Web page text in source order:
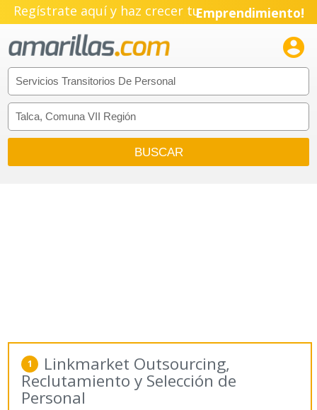
Regístrate aquí y haz crecer tuEmprendimiento!

1 Linkmarket Outsourcing,
Reclutamiento y Selección de
Personal